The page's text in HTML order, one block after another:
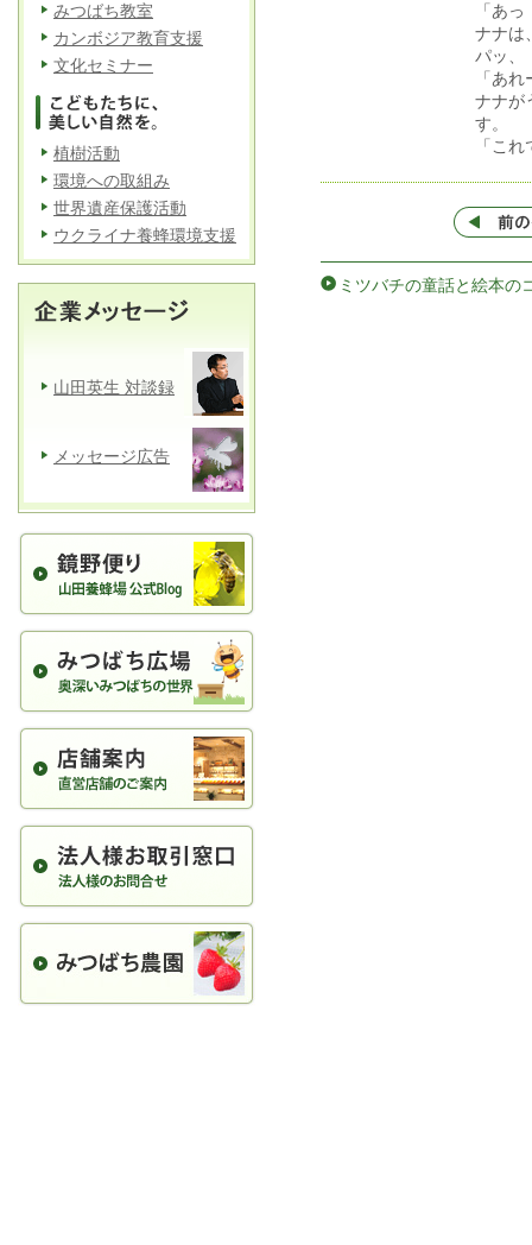
「あ
ナナは
パッ、
「あ
ナナが
す。
「こ
ミツバチの童話と絵本の
みつばち教室
カンボジア教育支援
文化セミナー
植樹活動
環境への取組み
世界遺産保護活動
ウクライナ養蜂環境支援
山田英生 対談録
メッセージ広告